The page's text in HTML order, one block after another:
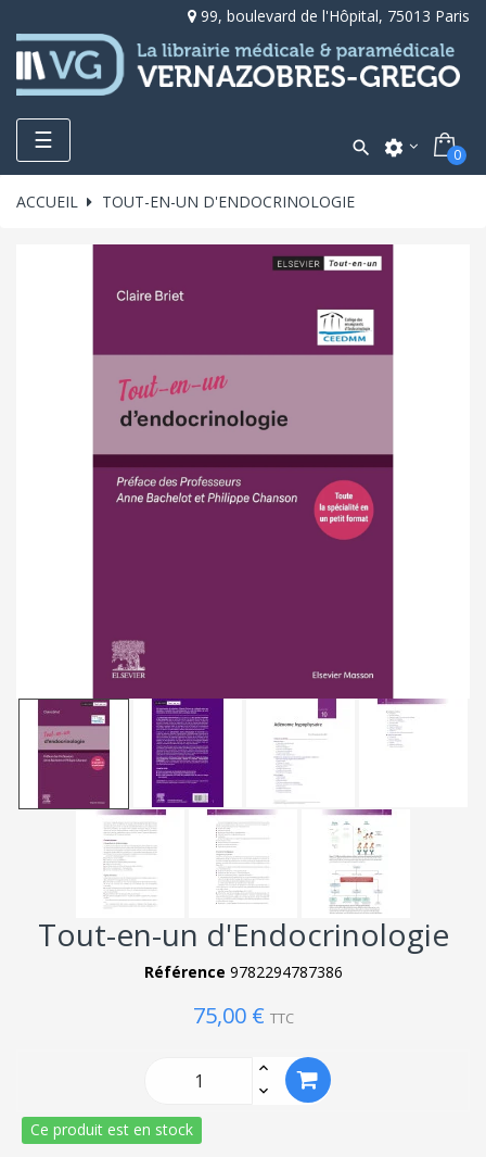
99, boulevard de l'Hôpital, 75013 Paris
Toggle
navigation
☰  settings 0
ACCUEIL TOUT-EN-UN D'ENDOCRINOLOGIE
Tout-en-un d'Endocrinologie
Référence 9782294787386
75,00 € TTC
Ce produit est en stock